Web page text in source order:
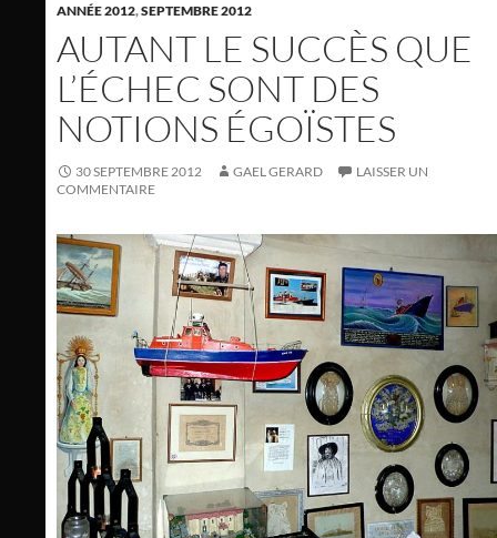
ANNÉE 2012,SEPTEMBRE 2012
AUTANT LE SUCCÈS QUE
L’ÉCHEC SONT DES
NOTIONS ÉGOÏSTES
30 SEPTEMBRE 2012 GAEL GERARD
LAISSER UN
COMMENTAIRE